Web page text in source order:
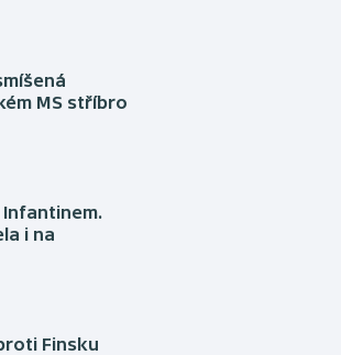
MS stříbro
Infantinem.
i na
Finsku